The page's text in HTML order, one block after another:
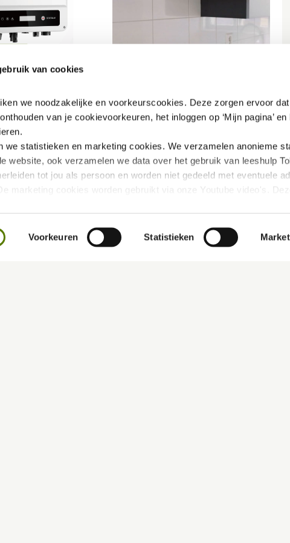
van cookies
we noodzakelijke en voorkeurscookies. Deze zorgen ervoor
van je cookievoorkeuren, het inloggen op ‘Mijn pagina’
we statistieken en marketing cookies. We verzamelen anonieme
website, ook verzamelen we data over het gebruik van leeshulp
tot jou als persoon en worden niet gedeeld met eventuele
marketing cookies worden gebruikt via onze Youtube video's.
Privacybeleid vinden: https://www.mijn-thuis.nl/kennisbank/
hoe wij met jouw persoonsgegevens omgaan.
Voorkeuren Statistieken